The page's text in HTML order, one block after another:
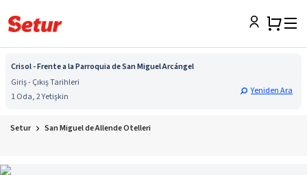
Crisol - Frente a la Parroquia de San Miguel Arcángel
Giriş - Çıkış Tarihleri
1 Oda, 2 Yetişkin
Yeniden Ara
Setur San Miguel de Allende Otelleri